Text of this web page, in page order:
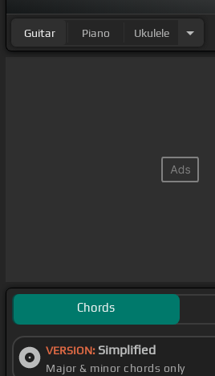
Guitar Piano Ukulele
Chords
VERSION: Simplified
Major & minor chords only